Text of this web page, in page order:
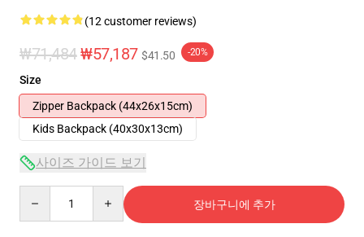
(12 customer reviews)
₩71,484₩57,187 $41.50 -20%
Size
Zipper Backpack (44x26x15cm)
Kids Backpack (40x30x13cm)
사이즈 가이드 보기
장바구니에 추가